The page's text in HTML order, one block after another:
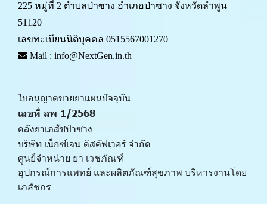
225 หมู่ที่ 2 ตำบลป่าซาง อำเภอป่าซาง จังหวัดลำพูน
51120
เลขทะเบียนนิติบุคคล 0515567001270
Mail : info@NextGen.in.th
ใบอนุญาตขายยาแผนปัจจุบัน
เลขที่ ลพ 1/2568
คลังยาเภสัชป่าซาง
บริษัท เน็กซ์เจน ดิสคัฟเวอร์ จำกัด
ศูนย์จำหน่าย ยา เวชภัณฑ์
﻿อุปกรณ์การแพทย์ และผลิตภัณฑ์สุขภาพ บริหารงานโดย
เภสัชกร